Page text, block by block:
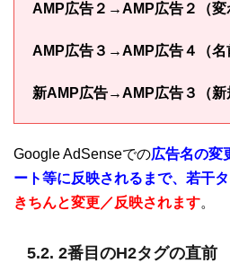
AMP広告２→AMP広告２（変
AMP広告３→AMP広告４（名
新AMP広告→AMP広告３（新
Google AdSenseでの広告名の変
ート等に反映されるまで、若干
きちんと変更／反映されます。
5.2. 2番目のH2タグの直前